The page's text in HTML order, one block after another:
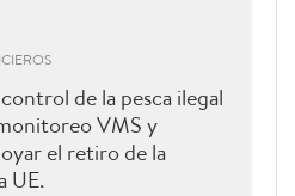
de la pesca ilegal
VMS y
el retiro de la
UE.